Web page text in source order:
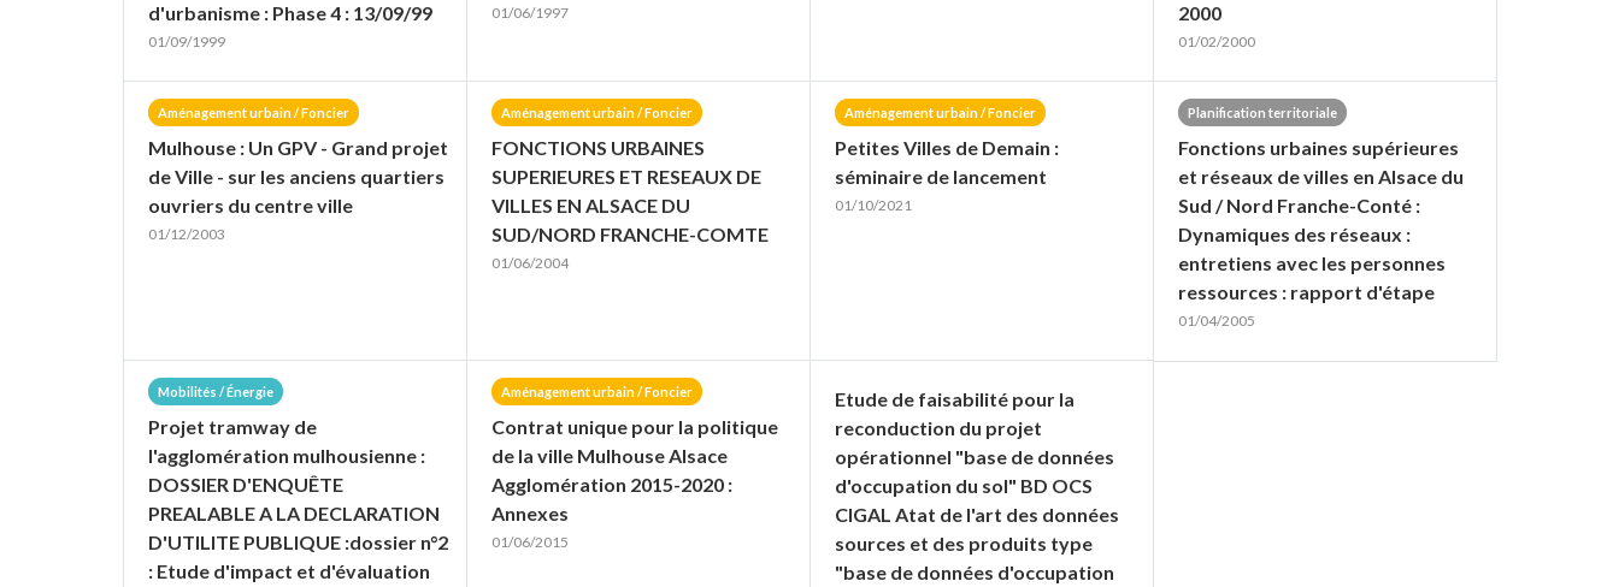
d'urbanisme : Phase 4 : 13/09/99
01/09/1999
01/06/1997
2000
01/02/2000
Aménagement urbain / Foncier
Mulhouse : Un GPV - Grand projet
de Ville - sur les anciens quartiers
ouvriers du centre ville
01/12/2003
Aménagement urbain / Foncier
FONCTIONS URBAINES
SUPERIEURES ET RESEAUX DE
VILLES EN ALSACE DU
SUD/NORD FRANCHE-COMTE
01/06/2004
Aménagement urbain / Foncier
Petites Villes de Demain :
séminaire de lancement
01/10/2021
Planification territoriale
Fonctions urbaines supérieures
et réseaux de villes en Alsace du
Sud / Nord Franche-Conté :
Dynamiques des réseaux :
entretiens avec les personnes
ressources : rapport d'étape
01/04/2005
Mobilités / Énergie
Projet tramway de
l'agglomération mulhousienne :
DOSSIER D'ENQUÊTE
PREALABLE A LA DECLARATION
D'UTILITE PUBLIQUE :dossier n°2
: Etude d'impact et d'évaluation
Aménagement urbain / Foncier
Contrat unique pour la politique
de la ville Mulhouse Alsace
Agglomération 2015-2020 :
Annexes
01/06/2015
Etude de faisabilité pour la
reconduction du projet
opérationnel "base de données
d'occupation du sol" BD OCS
CIGAL Atat de l'art des données
sources et des produits type
"base de données d'occupation